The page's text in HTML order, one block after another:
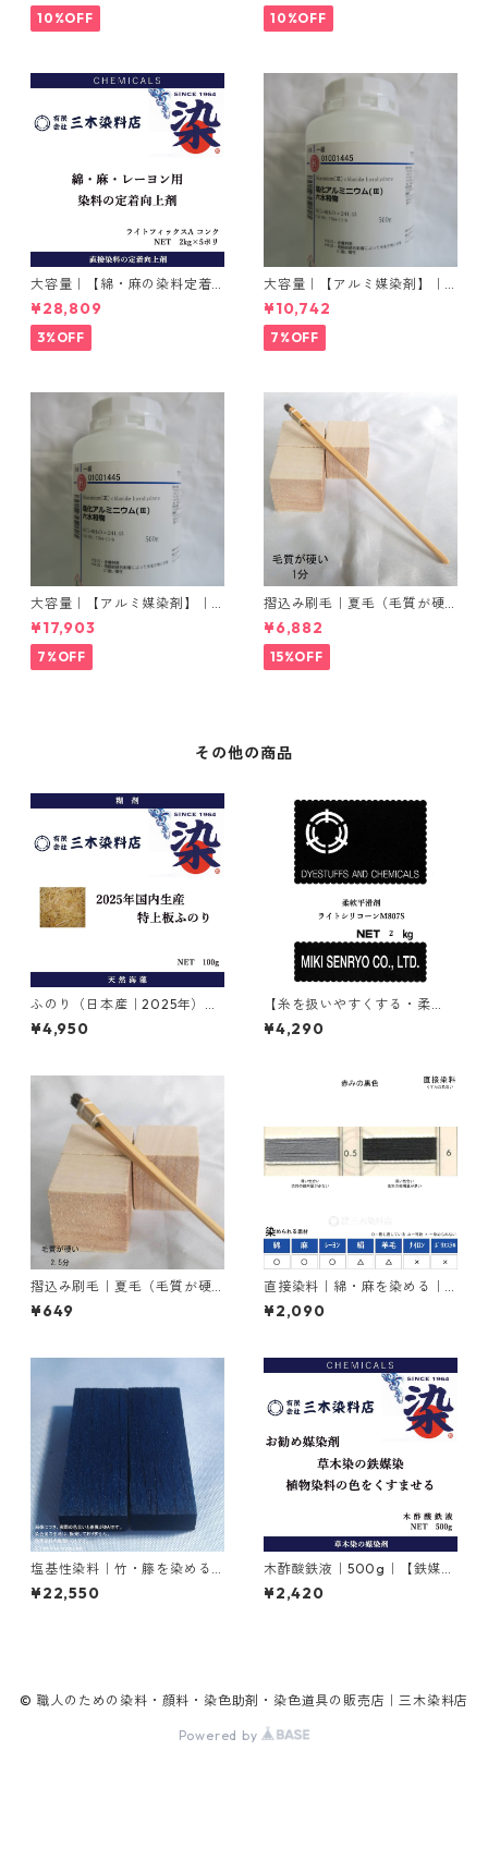
10%OFF 10%OFF
大容量｜【綿・麻の染料定着
向上剤】｜2kg×5本｜ライト
フィックスAコンク
¥28,809
3%OFF
大容量｜【アルミ媒染剤】｜5
00g−3本入り｜塩化アルミニ
ウム
¥10,742
7%OFF
大容量｜【アルミ媒染剤】｜5
00g−5本入り｜塩化アルミニ
ウム
¥17,903
7%OFF
摺込み刷毛｜夏毛（毛質が硬
い）1分｜16本入り＊1セット
¥6,882
15%OFF
その他の商品
ふのり（日本産｜2025年）｜
糊剤｜100g
¥4,950
【糸を扱いやすくする・柔
軟・平滑剤】｜2kg｜ライトシ
リコーンM807S
¥4,290
摺込み刷毛｜夏毛（毛質が硬
い）2.5分
¥649
直接染料｜綿・麻を染める｜2
0g｜ダイレクトファストブラ
ックRC（赤みの黒色）
¥2,090
塩基性染料｜竹・籐を染める
｜1kg｜塩基性ブラック（黒色
系）
¥22,550
木酢酸鉄液｜500g｜【鉄媒染
剤】
¥2,420
© 職人のための染料・顔料・染色助剤・染色道具の販売店｜三木染料店
Powered by